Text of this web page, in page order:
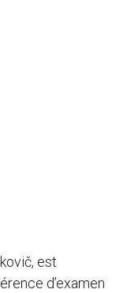
est
d’examen